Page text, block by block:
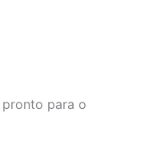
pronto para o